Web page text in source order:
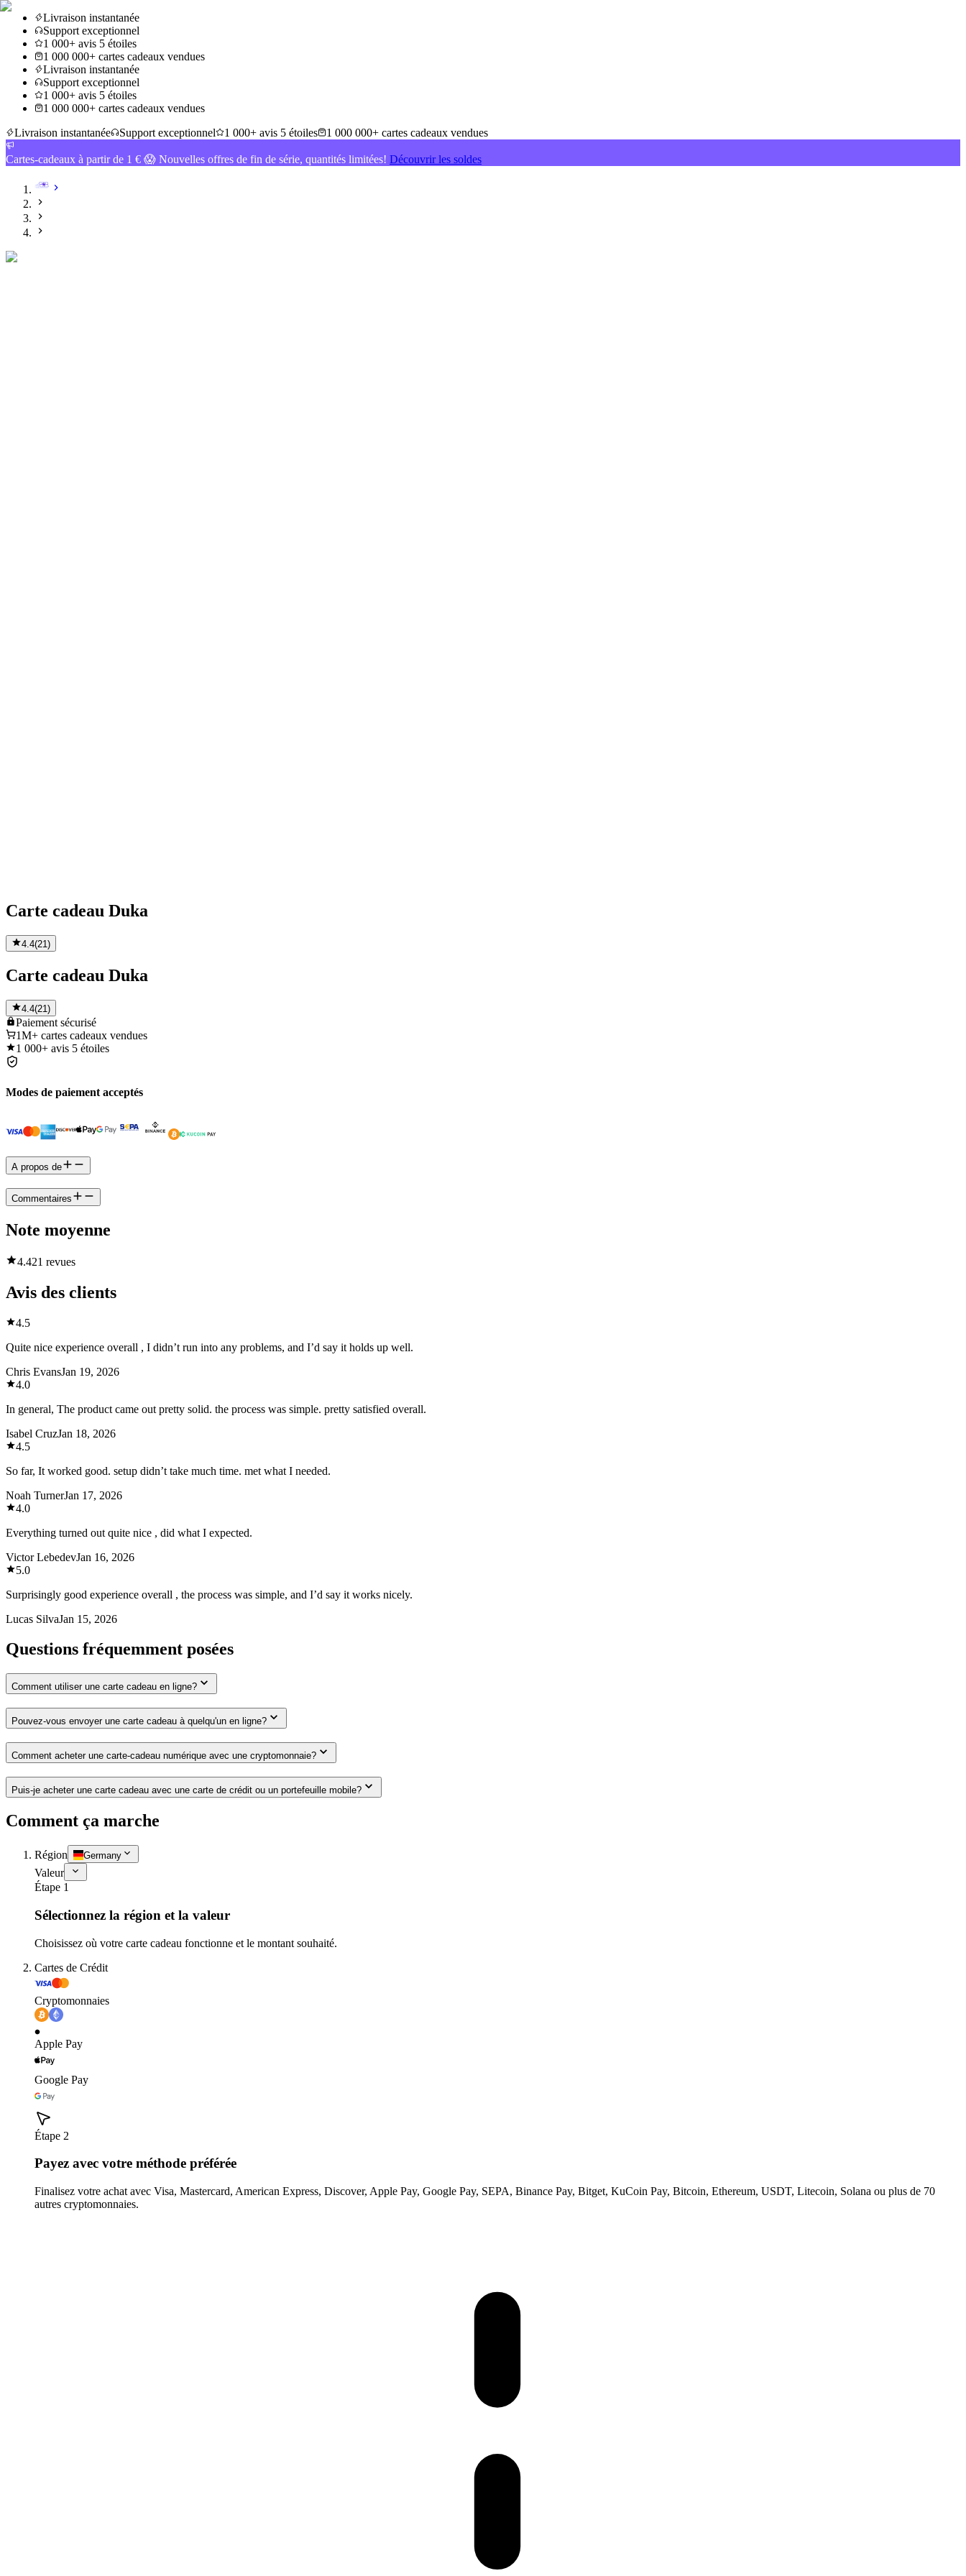
Livraison instantanée
Support exceptionnel
1 000+ avis 5 étoiles
1 000 000+ cartes cadeaux vendues
Livraison instantanée
Support exceptionnel
1 000+ avis 5 étoiles
1 000 000+ cartes cadeaux vendues
Livraison instantanée
Support exceptionnel 1 000+ avis 5 étoiles 1 000 000+ cartes cadeaux vendues
Cartes-cadeaux à partir de 1 € 😱 Nouvelles offres de fin de série, quantités limitées! Découvrir les soldes
Carte cadeau Duka
4.4(21)
Carte cadeau Duka
4.4(21 )
Paiement sécurisé
1M+ cartes cadeaux vendues
1 000+ avis 5 étoiles
Modes de paiement acceptés
A propos de
Commentaires
Note moyenne
4.421 revues
Avis des clients
4.5
Quite nice experience overall , I didn’t run into any problems, and I’d say it holds up well.
Chris EvansJan 19, 2026
4.0
In general, The product came out pretty solid. the process was simple. pretty satisfied overall.
Isabel CruzJan 18, 2026
4.5
So far, It worked good. setup didn’t take much time. met what I needed.
Noah TurnerJan 17, 2026
4.0
Everything turned out quite nice , did what I expected.
Victor LebedevJan 16, 2026
5.0
Surprisingly good experience overall , the process was simple, and I’d say it works nicely.
Lucas SilvaJan 15, 2026
Questions fréquemment posées
Comment utiliser une carte cadeau en ligne?
Pouvez-vous envoyer une carte cadeau à quelqu'un en ligne?
Comment acheter une carte-cadeau numérique avec une cryptomonnaie?
Puis-je acheter une carte cadeau avec une carte de crédit ou un portefeuille mobile?
Comment ça marche
Région Germany
Valeur
Étape 1
Sélectionnez la région et la valeur
Choisissez où votre carte cadeau fonctionne et le montant souhaité.
Cartes de Crédit
Cryptomonnaies
Apple Pay
Google Pay
Étape 2
Payez avec votre méthode préférée
Finalisez votre achat avec Visa, Mastercard, American Express, Discover, Apple Pay, Google Pay, SEPA, Binance Pay, Bitget, KuCoin Pay, Bitcoin, Ethereum, USDT, Litecoin, Solana ou plus de 70
autres cryptomonnaies.